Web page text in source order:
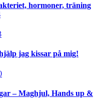
hormoner, träning
jag kissar på mig!
– Maghjul, Hands up &